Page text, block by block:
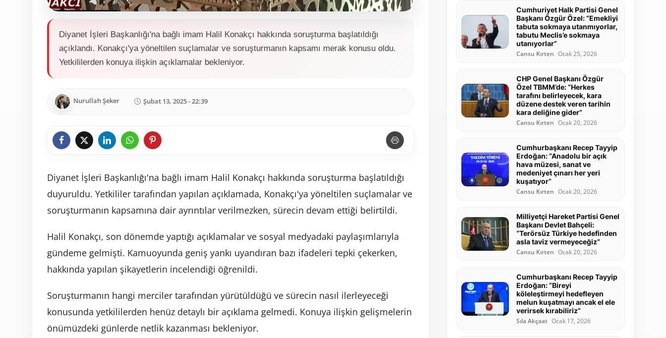
Diyanet İşleri Başkanlığı'na bağlı imam Halil Konakçı hakkında soruşturma başlatıldığı
açıklandı. Konakçı'ya yöneltilen suçlamalar ve soruşturmanın kapsamı merak konusu oldu.
Yetkililerden konuya ilişkin açıklamalar bekleniyor.
Nurullah Şeker Şubat 13, 2025 - 22:39
Diyanet İşleri Başkanlığı'na bağlı imam Halil Konakçı hakkında soruşturma başlatıldığı
duyuruldu. Yetkililer tarafından yapılan açıklamada, Konakçı'ya yöneltilen suçlamalar ve
soruşturmanın kapsamına dair ayrıntılar verilmezken, sürecin devam ettiği belirtildi.
Halil Konakçı, son dönemde yaptığı açıklamalar ve sosyal medyadaki paylaşımlarıyla
gündeme gelmişti. Kamuoyunda geniş yankı uyandıran bazı ifadeleri tepki çekerken,
hakkında yapılan şikayetlerin incelendiği öğrenildi.
Soruşturmanın hangi merciler tarafından yürütüldüğü ve sürecin nasıl ilerleyeceği
konusunda yetkililerden henüz detaylı bir açıklama gelmedi. Konuya ilişkin gelişmelerin
önümüzdeki günlerde netlik kazanması bekleniyor.
Cumhuriyet Halk Partisi Genel
Başkanı Özgür Özel: “Emekliyi
tabuta sokmaya utanmıyorlar,
tabutu Meclis’e sokmaya
utanıyorlar”
Cansu Kırten Ocak 25, 2026
CHP Genel Başkanı Özgür
Özel TBMM’de: “Herkes
tarafını belirleyecek, kara
düzene destek veren tarihin
kara deliğine gider”
Cansu Kırten Ocak 20, 2026
Cumhurbaşkanı Recep Tayyip
Erdoğan: “Anadolu bir açık
hava müzesi, sanat ve
medeniyet çınarı her yeri
kuşatıyor”
Cansu Kırten Ocak 20, 2026
Milliyetçi Hareket Partisi Genel
Başkanı Devlet Bahçeli:
“Terörsüz Türkiye hedefinden
asla taviz vermeyeceğiz”
Cansu Kırten Ocak 20, 2026
Cumhurbaşkanı Recep Tayyip
Erdoğan: “Bireyi
köleleştirmeyi hedefleyen
melun kuşatmayı ancak el ele
verirsek kırabiliriz”
Sıla Akçaat Ocak 17, 2026